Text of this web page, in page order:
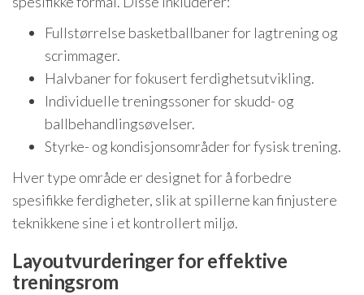
Fullstørrelse basketballbaner for lagtrening og
scrimmager.
Halvbaner for fokusert ferdighetsutvikling.
Individuelle treningssoner for skudd- og
ballbehandlingsøvelser.
Styrke- og kondisjonsområder for fysisk trening.
Hver type område er designet for å forbedre
spesifikke ferdigheter, slik at spillerne kan finjustere
teknikkene sine i et kontrollert miljø.
Layoutvurderinger for effektive
treningsrom